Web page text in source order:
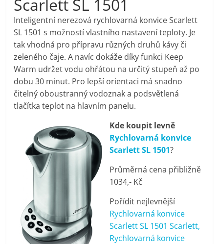
pračky,
televize,
notebooky,
mobilní
telefony,
kávovary,
bazény
Nejlepší
elektronika
porovnání
Elektro
Scarlett SL 1501
Inteligentní nerezová rychlovarná konvice Scarlett
SL 1501 s možností vlastního nastavení teploty. Je
tak vhodná pro přípravu různých druhů kávy či
zeleného čaje. A navíc dokáže díky funkci Keep
Warm udržet vodu ohřátou na určitý stupeň až po
dobu 30 minut. Pro lepší orientaci má snadno
čitelný oboustranný vodoznak a podsvětlená
tlačítka teplot na hlavním panelu.
Kde koupit levně
Rychlovarná konvice
Scarlett SL 1501?
Průměrná cena přibližně
1034,- Kč
Pořídit nejlevnější
Rychlovarná konvice
Scarlett SL 1501 Scarlett,
Rychlovarná konvice